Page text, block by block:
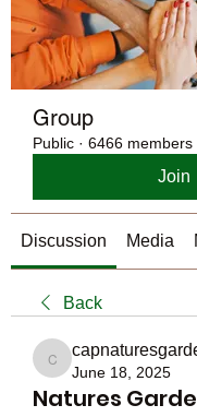
Group
Public · 6466 members
Join
Discussion Media
Back
capnaturesgardencbd
June 18, 2025
Natures